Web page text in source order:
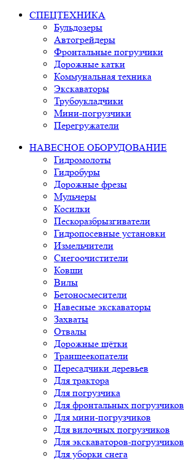
СПЕЦТЕХНИКА
Бульдозеры
Автогрейдеры
Фронтальные погрузчики
Дорожные катки
Коммунальная техника
Экскаваторы
Трубоукладчики
Мини-погрузчики
Перегружатели
НАВЕСНОЕ ОБОРУДОВАНИЕ
Гидромолоты
Гидробуры
Дорожные фрезы
Мульчеры
Косилки
Пескоразбрызгиватели
Гидропосевные установки
Измельчители
Снегоочистители
Ковши
Вилы
Бетоносмесители
Навесные экскаваторы
Захваты
Отвалы
Дорожные щётки
Траншеекопатели
Пересадчики деревьев
Для трактора
Для погрузчика
Для фронтальных погрузчиков
Для мини-погрузчиков
Для вилочных погрузчиков
Для экскаваторов-погрузчиков
Для уборки снега